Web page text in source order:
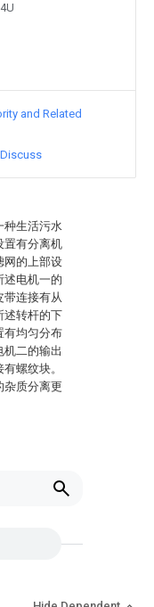
种生活污水
置有分离机
网的上部设
述电机一的
带连接有从
述转杆的下
有均匀分布
二的输出
螺纹块。
杂质分离更
and Related
Discuss